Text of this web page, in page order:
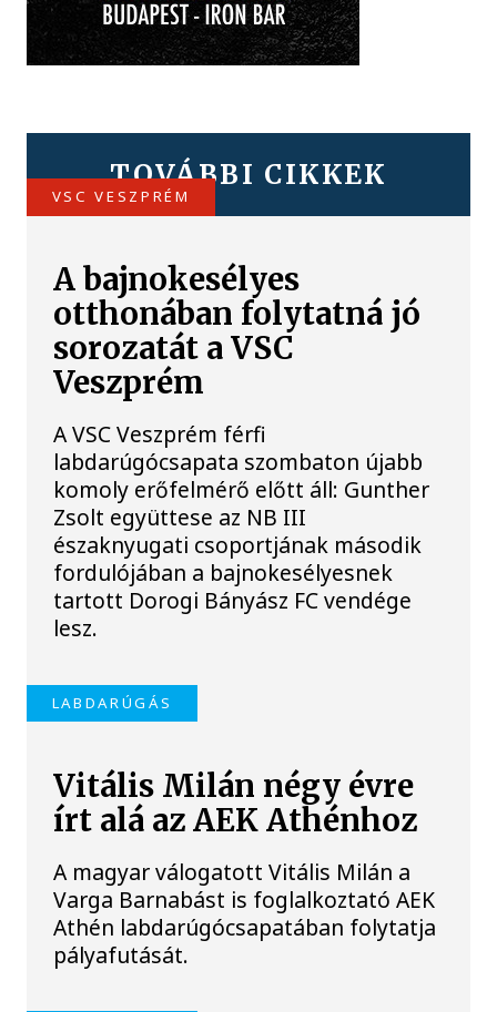
TOVÁBBI CIKKEK
VSC VESZPRÉM
A bajnokesélyes
otthonában folytatná jó
sorozatát a VSC
Veszprém
A VSC Veszprém férfi
labdarúgócsapata szombaton újabb
komoly erőfelmérő előtt áll: Gunther
Zsolt együttese az NB III
északnyugati csoportjának második
fordulójában a bajnokesélyesnek
tartott Dorogi Bányász FC vendége
lesz.
LABDARÚGÁS
Vitális Milán négy évre
írt alá az AEK Athénhoz
A magyar válogatott Vitális Milán a
Varga Barnabást is foglalkoztató AEK
Athén labdarúgócsapatában folytatja
pályafutását.